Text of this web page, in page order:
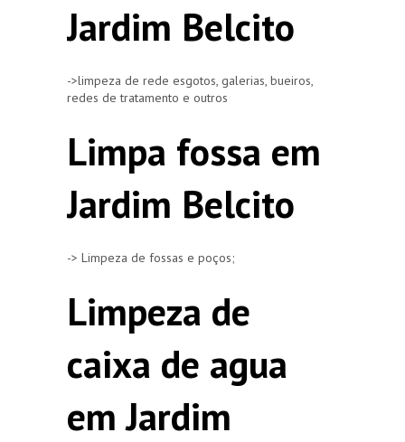
Jardim Belcito
->limpeza de rede esgotos, galerias, bueiros,
redes de tratamento e outros
Limpa fossa em
Jardim Belcito
-> Limpeza de fossas e poços;
Limpeza de
caixa de agua
em Jardim